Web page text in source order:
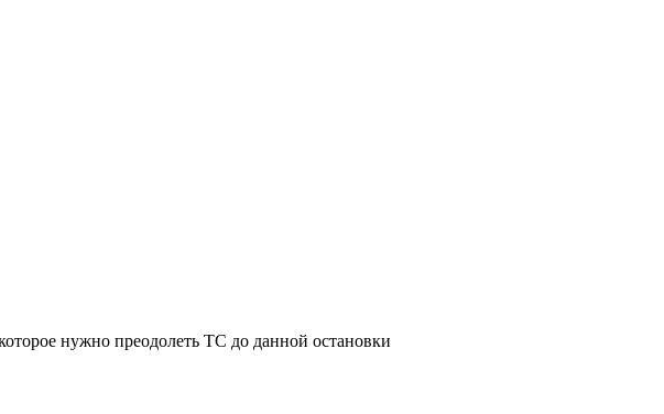
нужно преодолеть ТС до данной остановки